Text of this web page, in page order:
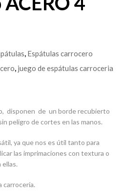
, Espátulas carrocero
, juego de espátulas carroceria
disponen de un borde recubierto
peligro de cortes en las manos.
ya que nos es útil tanto para
las imprimaciones con textura o
carrocería.